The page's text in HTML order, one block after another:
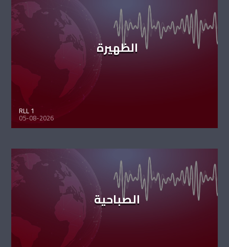
الظهيرة
RLL 1
05-08-2026
الصباحية